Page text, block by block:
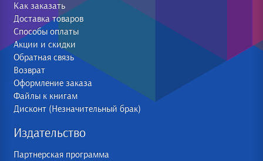
Как заказать
Доставка товаров
Способы оплаты
Акции и скидки
Обратная связь
Возврат
Оформление заказа
Файлы к книгам
Дисконт (Незначительный брак)
Издательство
Партнерская программа